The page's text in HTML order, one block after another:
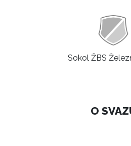
Sokol ŽBS
O